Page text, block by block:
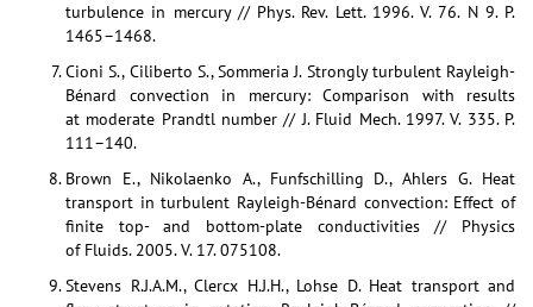
turbulence in mercury // Phys. Rev. Lett. 1996. V. 76. N 9. P.
1465–1468.
Cioni S., Ciliberto S., Sommeria J. Strongly turbulent Rayleigh-
Bénard convection in mercury: Comparison with results
at moderate Prandtl number // J. Fluid Mech. 1997. V. 335. P.
111–140.
Brown E., Nikolaenko A., Funfschilling D., Ahlers G. Heat
transport in turbulent Rayleigh-Bénard convection: Effect of
ﬁnite top- and bottom-plate conductivities // Physics
of Fluids. 2005. V. 17. 075108.
Stevens R.J.A.M., Clercx H.J.H., Lohse D. Heat transport and